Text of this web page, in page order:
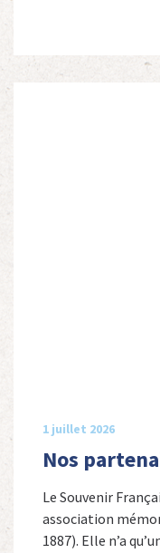
1 juillet 2026
Nos
Le Souvenir
association
1887). Elle n’a